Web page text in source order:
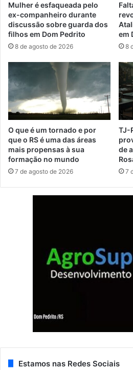
Mulher é esfaqueada pelo
ex-companheiro durante
discussão sobre guarda dos
filhos em Dom Pedrito
8 de agosto de 2026
em
8
O que é um tornado e por
que o RS é uma das áreas
mais propensas à sua
formação no mundo
7 de agosto de 2026
TJ-
de
7
Estamos nas Redes Sociais